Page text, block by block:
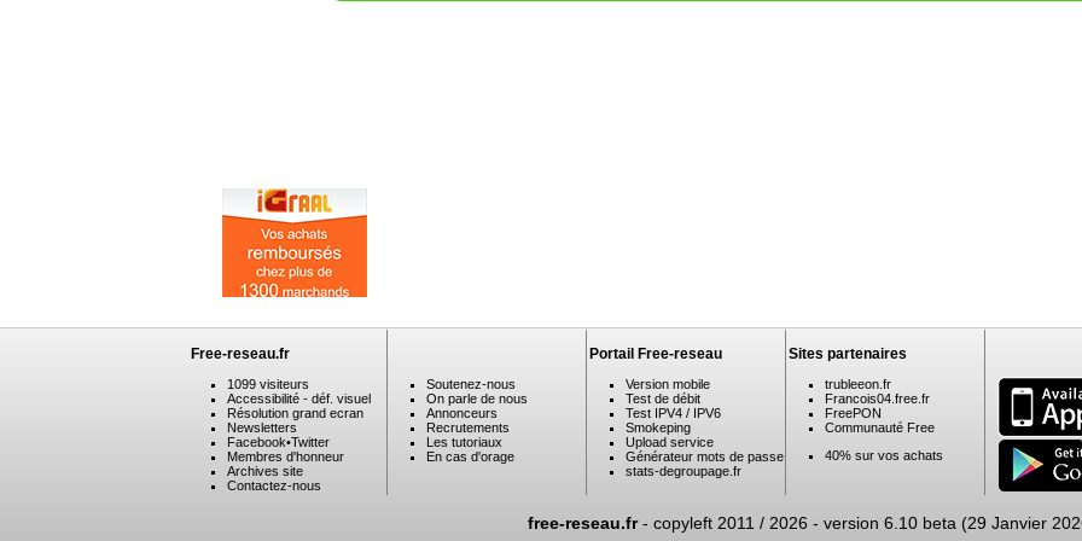
Free-reseau.fr
1099 visiteurs
Accessibilité - déf. visuel
Résolution grand ecran
Newsletters
Facebook•Twitter
Membres d'honneur
Archives site
Contactez-nous
Soutenez-nous
On parle de nous
Annonceurs
Recrutements
Les tutoriaux
En cas d'orage
Portail Free-reseau
Version mobile
Test de débit
Test IPV4 / IPV6
Smokeping
Upload service
Générateur mots de passe
stats-degroupage.fr
Sites partenaires
trubleeon.fr
Francois04.free.fr
FreePON
Communauté Free
40% sur vos achats
free-reseau.fr- copyleft 2011 / 2026 - version 6.10 beta (29 Janvier